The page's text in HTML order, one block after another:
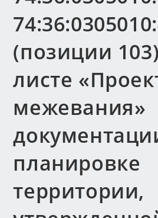
(позиции
листе
межевания»
планировке
территории,